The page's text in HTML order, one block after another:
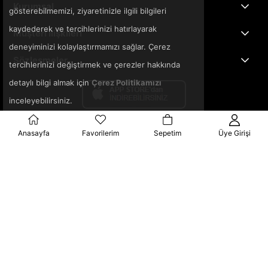
Kurumsal
Müşteri İlişkileri
Sözleşmeler
gösterebilmemizi, ziyaretinizle ilgili bilgileri
kaydederek ve tercihlerinizi hatırlayarak
deneyiminizi kolaylaştırmamızı sağlar. Çerez
tercihlerinizi değiştirmek ve çerezler hakkında
detaylı bilgi almak için Çerez Politikamızı
inceleyebilirsiniz.
Anasayfa Favorilerim Sepetim Üye Girişi